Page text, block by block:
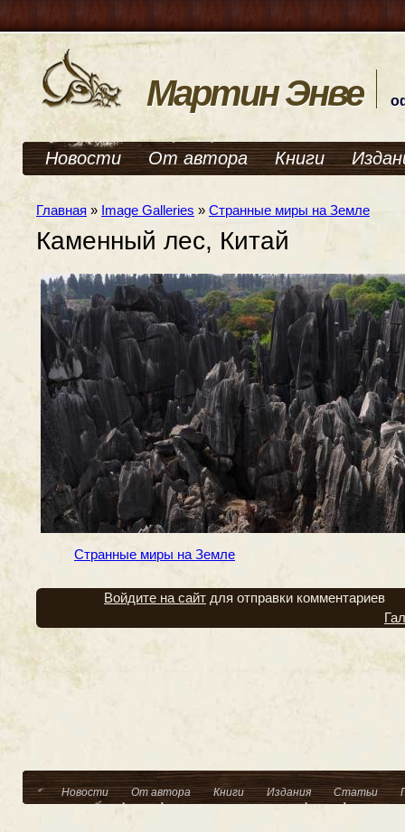
Мартин Энве
Новости От автора Книги
Главная » Image Galleries » Странные миры на Земле
Каменный лес, Китай
Странные миры на Земле
Войдите на сайт для отправки комментариев
Новости От автора Книги Издания Статьи